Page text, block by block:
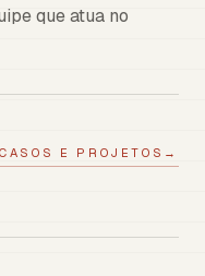
que atua no
E PROJETOS →